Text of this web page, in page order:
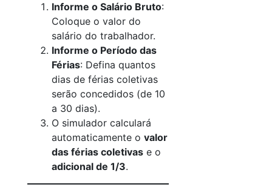
Informe o Salário Bruto:
Coloque o valor do
salário do trabalhador.
Informe o Período das
Férias: Defina quantos
dias de férias coletivas
serão concedidos (de 10
a 30 dias).
O simulador calculará
automaticamente o valor
das férias coletivas e o
adicional de 1/3.